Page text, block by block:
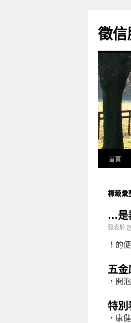
徵
首頁
標籤彙
…是
發表於
！的
五
，開
特
，康